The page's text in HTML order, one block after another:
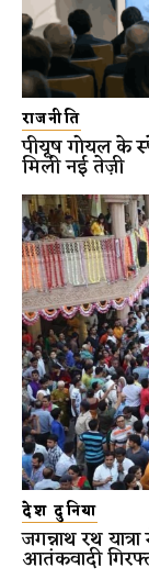
राजनीति
पीयूष गोयल के
मिली नई तेज़ी
देश दुनिया
जगन्नाथ रथ
आतंकवादी